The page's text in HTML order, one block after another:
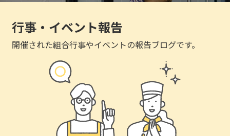
行事・イベント報告
開催された組合行事やイベントの報告ブログです。